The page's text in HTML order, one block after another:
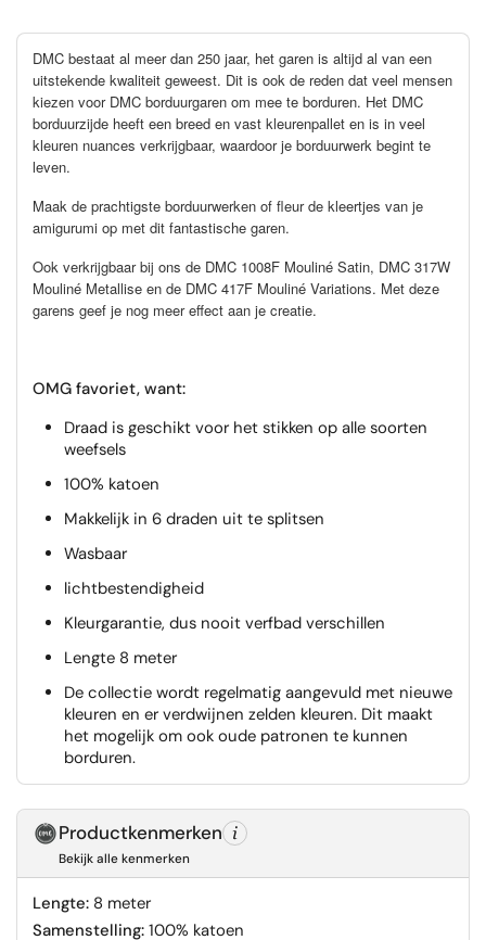
DMC bestaat al meer dan 250 jaar, het garen is altijd al van een
uitstekende kwaliteit geweest. Dit is ook de reden dat veel mensen
kiezen voor DMC borduurgaren om mee te borduren. Het DMC
borduurzijde heeft een breed en vast kleurenpallet en is in veel
kleuren nuances verkrijgbaar, waardoor je borduurwerk begint te
leven.
Maak de prachtigste borduurwerken of fleur de kleertjes van je
amigurumi op met dit fantastische garen.
Ook verkrijgbaar bij ons de DMC 1008F Mouliné Satin, DMC 317W
Mouliné Metallise en de DMC 417F Mouliné Variations. Met deze
garens geef je nog meer effect aan je creatie.
OMG favoriet, want:
Draad is geschikt voor het stikken op alle soorten
weefsels
100% katoen
Makkelijk in 6 draden uit te splitsen
Wasbaar
lichtbestendigheid
Kleurgarantie, dus nooit verfbad verschillen
Lengte 8 meter
De collectie wordt regelmatig aangevuld met nieuwe
kleuren en er verdwijnen zelden kleuren. Dit maakt
het mogelijk om ook oude patronen te kunnen
borduren.
Productkenmerken
Bekijk alle kenmerken
Lengte:8 meter
Samenstelling:100% katoen